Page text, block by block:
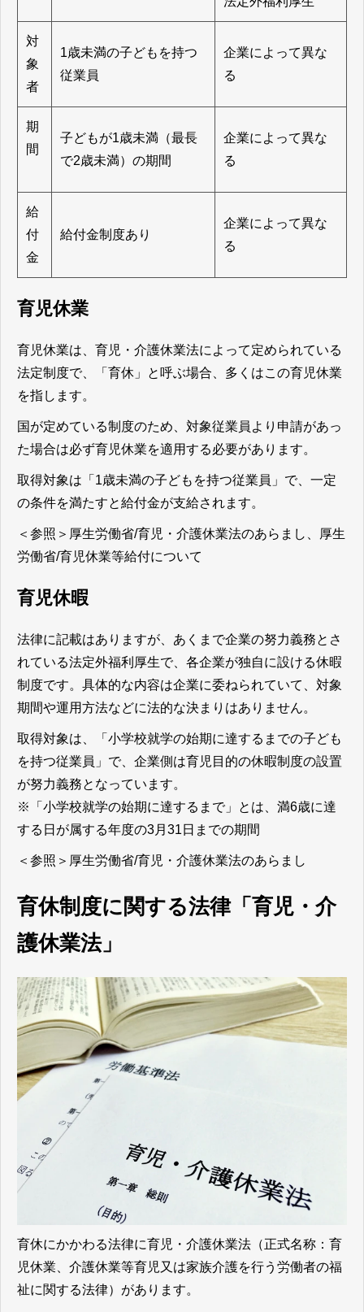
対
象
者
1歳未満の子どもを持つ
従業員
企業によって異な
る
期
間
子どもが1歳未満（最長
で2歳未満）の期間
企業によって異な
る
給
付
金
給付金制度あり
企業によって異な
る
育児休業
育児休業は、育児・介護休業法によって定められている
法定制度で、「育休」と呼ぶ場合、多くはこの育児休業
を指します。
国が定めている制度のため、対象従業員より申請があっ
た場合は必ず育児休業を適用する必要があります。
取得対象は「1歳未満の子どもを持つ従業員」で、一定
の条件を満たすと給付金が支給されます。
＜参照＞ 厚生労働省/育児・介護休業法のあらまし
厚生
労働省/育児休業等給付について
育児休暇
法律に記載はありますが、あくまで企業の努力義務とさ
れている法定外福利厚生で、各企業が独自に設ける休暇
制度です。具体的な内容は企業に委ねられていて、対象
期間や運用方法などに法的な決まりはありません。
取得対象は、「小学校就学の始期に達するまでの子ども
を持つ従業員」で、企業側は育児目的の休暇制度の設置
が努力義務となっています。
※「小学校就学の始期に達するまで」とは、満6歳に達
する日が属する年度の3月31日までの期間
＜参照＞ 厚生労働省/育児・介護休業法のあらまし
育休制度に関する法律「育児・介
護休業法」
育休にかかわる法律に育児・介護休業法（正式名称：育
児休業、介護休業等育児又は家族介護を行う労働者の福
祉に関する法律）があります。